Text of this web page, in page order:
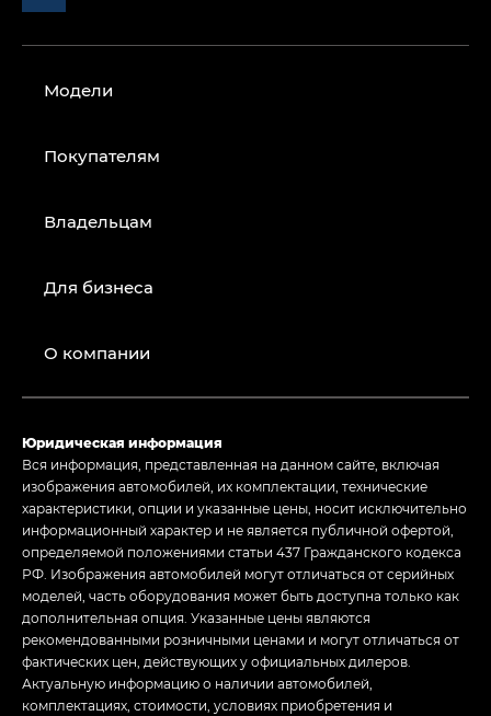
Модели
Покупателям
Владельцам
Для бизнеса
О компании
Юридическая информация
Вся информация, представленная на данном сайте, включая
изображения автомобилей, их комплектации, технические
характеристики, опции и указанные цены, носит исключительно
информационный характер и не является публичной офертой,
определяемой положениями статьи 437 Гражданского кодекса
РФ. Изображения автомобилей могут отличаться от серийных
моделей, часть оборудования может быть доступна только как
дополнительная опция. Указанные цены являются
рекомендованными розничными ценами и могут отличаться от
фактических цен, действующих у официальных дилеров.
Актуальную информацию о наличии автомобилей,
комплектациях, стоимости, условиях приобретения и